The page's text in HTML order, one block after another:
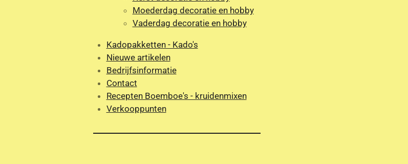
Moederdag decoratie en hobby
Vaderdag decoratie en hobby
Kadopakketten - Kado's
Nieuwe artikelen
Bedrijfsinformatie
Contact
Recepten Boemboe's - kruidenmixen
Verkooppunten